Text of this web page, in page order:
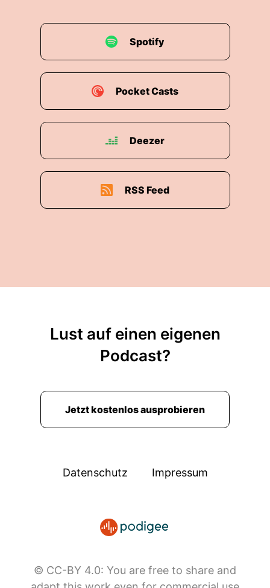
Spotify
Pocket Casts
Deezer
RSS Feed
Lust auf einen eigenen
Podcast?
Jetzt kostenlos ausprobieren
Datenschutz Impressum
© CC-BY 4.0: You are free to share and